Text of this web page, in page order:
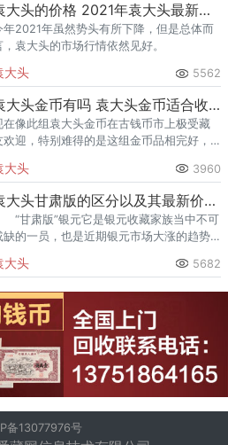
袁大头的价格 2021年袁大头最新市场行情
年2021年虽然势头有所下降，但是总体而
，袁大头的市场行情依然见好。
大头 5562
袁大头金币有吗 袁大头金币适合收藏吗
在像此组袁大头金币在古钱币市上极受藏
欢迎，特别难得的是这组金币品相完好，
来“袁大头”的收藏依然有极大的升值空间。
大头 3960
袁大头甘肃版的区分以及其最新价格是多少钱
甘肃版”银元它是银元收藏家族当中不可
缺的一员，也是近期银元市场大涨的趋势
袁大头在胸前7点钟方位是缺一颗小内齿
大头 5682
备13077976号